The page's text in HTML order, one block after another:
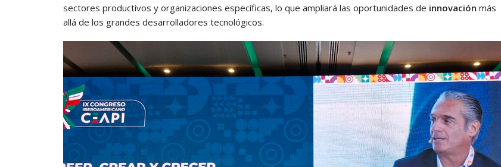
sectores productivos y organizaciones específicas, lo que ampliará las oportunidades de innovación más
allá de los grandes desarrolladores tecnológicos.